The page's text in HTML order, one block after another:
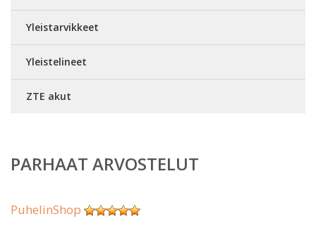
Yleistarvikkeet
Yleistelineet
ZTE akut
PARHAAT ARVOSTELUT
PuhelinShop